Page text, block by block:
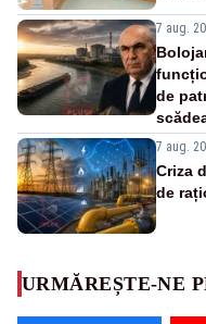
7 aug.
de
7 aug.
Criza
de
URMĂREȘTE-NE